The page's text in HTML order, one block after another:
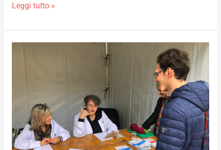
Leggi tutto »
perdere
il
sorriso: